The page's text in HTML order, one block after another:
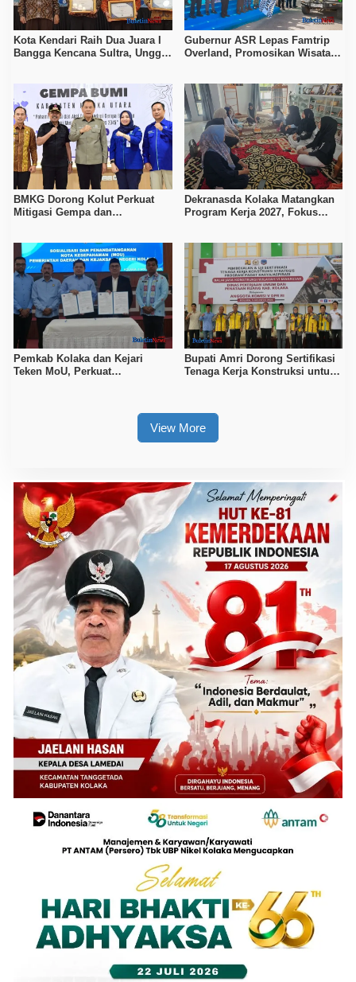
Kota Kendari Raih Dua Juara I
Bangga Kencana Sultra, Unggul
Gubernur ASR Lepas Famtrip
Overland, Promosikan Wisata
BMKG Dorong Kolut Perkuat
Mitigasi Gempa dan
Dekranasda Kolaka Matangkan
Program Kerja 2027, Fokus
Pemkab Kolaka dan Kejari
Teken MoU, Perkuat
Bupati Amri Dorong Sertifikasi
Tenaga Kerja Konstruksi untuk
View More